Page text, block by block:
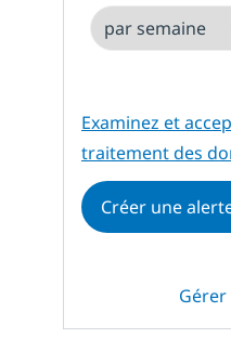
Required
Examinez et
traitement des
Créer une